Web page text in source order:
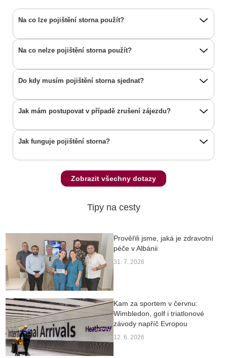
Na co lze pojištění storna použít?
Na co nelze pojištění storna použít?
Do kdy musím pojištění storna sjednat?
Jak mám postupovat v případě zrušení zájezdu?
Jak funguje pojištění storna?
Zobrazit všechny dotazy
Tipy na cesty
Prověřili jsme, jaká je zdravotní
péče v Albánii
31. 7. 2026
Kam za sportem v červnu:
Wimbledon, golf i triatlonové
závody napříč Evropou
12. 6. 2026